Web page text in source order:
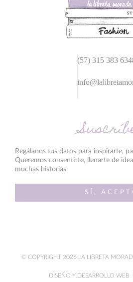
(57) 315 383
Regálanos tus datos para inspirarte,
Queremos consentirte, llenarte de
muchas historias.
SÍ,
© COPYRIGHT 2026 LA LIBRETA
DISEÑO Y DESARROLLO WEB